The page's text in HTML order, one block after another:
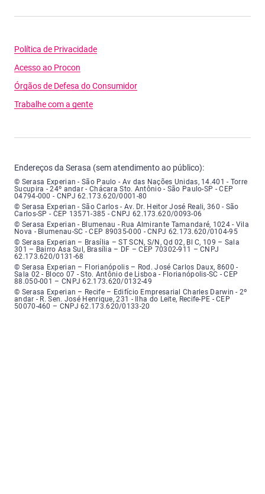
Política de Privacidade
Acesso ao Procon
Órgãos de Defesa do Consumidor
Trabalhe com a gente
Endereços da Serasa (sem atendimento ao público):
Serasa Experian - São Paulo - Endereço: Avenida das Nações Unidas,
© Serasa Experian - São Paulo - Av das Nações Unidas, 14.401 - Torre
Sucupira - 24º andar - Chácara Sto. Antônio - São Paulo-SP - CEP
04794-000 - CNPJ 62.173.620/0001-80
Serasa Experian - São Carlos - Endereço: Avenida Doutor Heitor José
© Serasa Experian - São Carlos - Av. Dr. Heitor José Reali, 360 - São
Carlos-SP - CEP 13571-385 - CNPJ 62.173.620/0093-06
Serasa Experian - Blumenau - Endereço: Rua Almirante Tamandaré,
© Serasa Experian - Blumenau - Rua Almirante Tamandaré, 1024 - Vila
Nova - Blumenau-SC - CEP 89035-000 - CNPJ 62.173.620/0104-95
Serasa Experian - Brasília, Endereço: Setor Comercial Norte, sem
© Serasa Experian – Brasília – ST SCN, S/N, Qd 02, Bl C, 109 – Sala
301 – Bairro Asa Sul, Brasília – DF – CEP 70302-911 – CNPJ
62.173.620/0131-68
Serasa Experian - Florianópolis, Endereço: Rodovia José Carlos, número
© Serasa Experian – Florianópolis – Rod. José Carlos Daux, 8600 -
Sala 02 - Bloco 07 - Sto. Antônio de Lisboa - Florianópolis-SC - CEP
88.050-001 – CNPJ 62.173.620/0132-49
Serasa Experian - Recife, Endereço: Edifício Empresarial Charles Darwin,
© Serasa Experian – Recife – Edifício Empresarial Charles Darwin - 2º
andar - R. Sen. José Henrique, 231 - Ilha do Leite, Recife-PE - CEP
50070-460 – CNPJ 62.173.620/0133-20